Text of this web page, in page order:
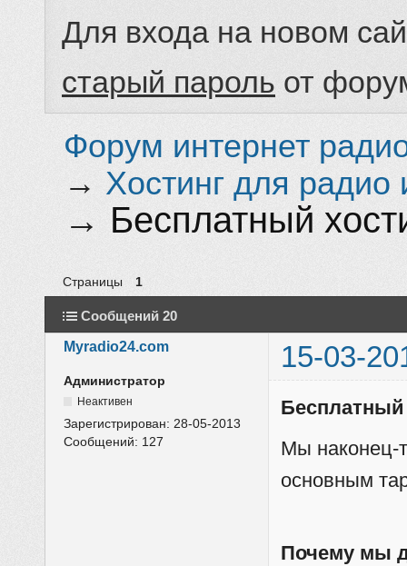
Для входа на новом
старый пароль от
Форум интернет
→ Хостинг для радио
→ Бесплатный
Страницы 1
Сообщений 20
Myradio24.com
15-03-
Администратор
Неактивен
Зарегистрирован:28-05-2013
Сообщений: 127
Бесплатный
Мы наконец-
основным
Почему мы